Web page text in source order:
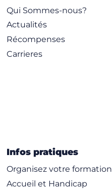
Qui Sommes-nous?
Actualités
Récompenses
Carrieres
Infos pratiques
Organisez votre formation
Accueil et Handicap